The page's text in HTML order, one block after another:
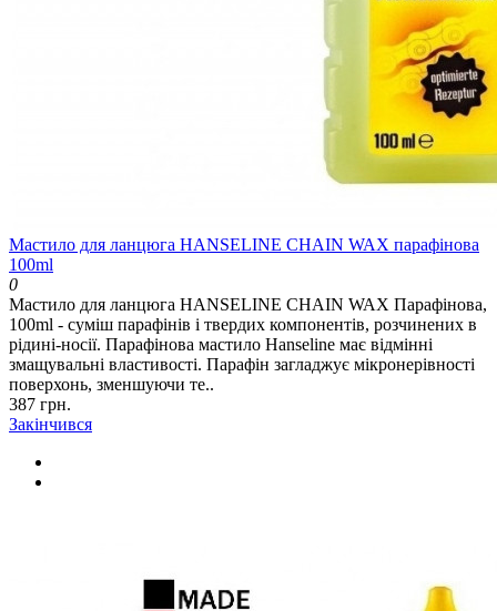
Мастило для ланцюга HANSELINE CHAIN WAX парафінова
100ml
0
Мастило для ланцюга HANSELINE CHAIN WAX Парафінова,
100ml - суміш парафінів і твердих компонентів, розчинених в
рідині-носії. Парафінова мастило Hanseline має відмінні
змащувальні властивості. Парафін загладжує мікронерівності
поверхонь, зменшуючи те..
387 грн.
Закінчився